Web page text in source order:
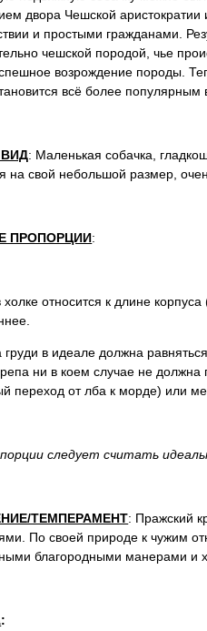
двора Чешской
и простыми гражданами.
чешской породой, чье
возрождение породы.
всё более популярным
: Маленькая собачка,
на свой небольшой размер,
ПРОПОРЦИИ:
холке относится к длине
груди в идеале должна
ни в коем случае не должна
переход от лба к морде) или
следует считать
ТЕМПЕРАМЕНТ: Пражский
По своей природе к чужим
благородными манерами и
: